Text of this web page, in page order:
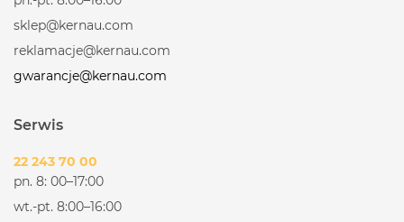
sklep@kernau.com
reklamacje@kernau.com
gwarancje@kernau.com
Serwis
22 243 70 00
pn. 8: 00–17:00
wt.-pt. 8:00–16:00